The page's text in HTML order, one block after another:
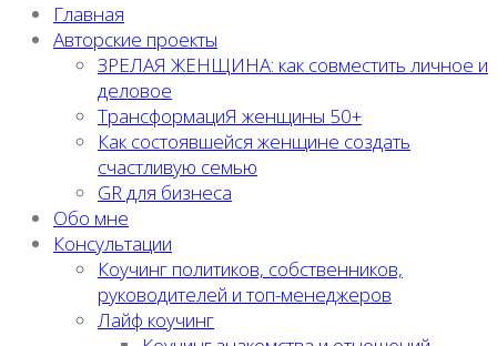
Главная
Авторские проекты
ЗРЕЛАЯ ЖЕНЩИНА: как совместить личное и
деловое
ТрансформациЯ женщины 50+
Как состоявшейся женщине создать
счастливую семью
GR для бизнеса
Обо мне
Консультации
Коучинг политиков, собственников,
руководителей и топ-менеджеров
Лайф коучинг